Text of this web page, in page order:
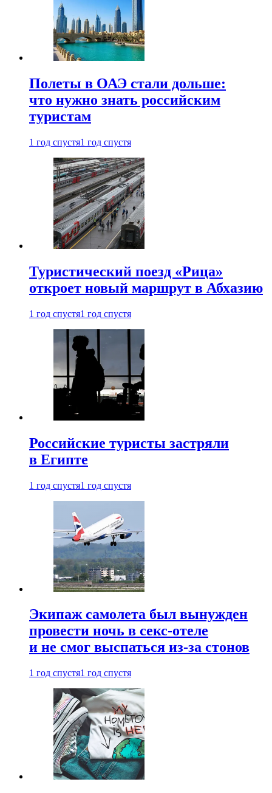
Полеты в ОАЭ стали дольше:
что нужно знать российским
туристам
1 год спустя1 год спустя
Туристический поезд «Рица»
откроет новый маршрут в Абхазию
1 год спустя1 год спустя
Российские туристы застряли
в Египте
1 год спустя1 год спустя
Экипаж самолета был вынужден
провести ночь в секс-отеле
и не смог выспаться из-за стонов
1 год спустя1 год спустя